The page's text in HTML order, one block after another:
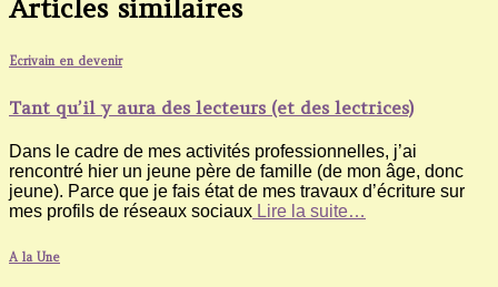
Articles similaires
Ecrivain en devenir
Tant qu’il y aura des lecteurs (et des lectrices)
Dans le cadre de mes activités professionnelles, j’ai
rencontré hier un jeune père de famille (de mon âge, donc
jeune). Parce que je fais état de mes travaux d’écriture sur
mes profils de réseaux sociaux Lire la suite…
A la Une